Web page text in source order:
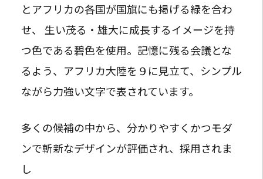
とアフリカの各国が国旗にも掲げる緑を合わ
せ、 生い茂る・雄大に成長するイメージを持
つ色である碧色を使用。記憶に残る会議とな
るよう、アフリカ大陸を９に見立て、シンプル
ながら力強い文字で表されています。
多くの候補の中から、分かりやすくかつモダ
ンで斬新なデザインが評価され、採用されま
し